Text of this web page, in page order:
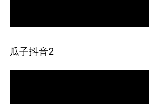
瓜子抖音2